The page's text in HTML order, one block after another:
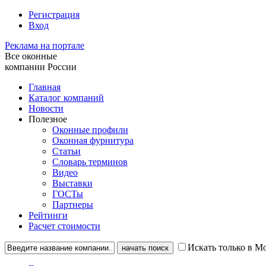
Регистрация
Вход
Реклама на портале
Все оконные
компании России
Главная
Каталог компаний
Новости
Полезное
Оконные профили
Оконная фурнитура
Статьи
Словарь терминов
Видео
Выставки
ГОСТы
Партнеры
Рейтинги
Расчет стоимости
Искать только в